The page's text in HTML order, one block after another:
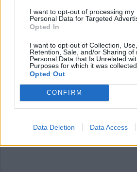
I want to opt-out of processing my
Personal Data for Targeted
Opted In
I want to opt-out of Collection, Use,
Retention, Sale, and/or Sharing of
Personal Data that Is Unrelated
Purposes for which it was collected.
Opted Out
CONFIRM
Data Deletion Data Access
Accedioregistratiper
commento esprime il pensiero dell'autore e non
di VareseNews.it, che rimane autonoma e
commenti non sono testi giornalistici, ma post
possono essere automaticamente pubblicati
che includano uno o più link a siti esterni